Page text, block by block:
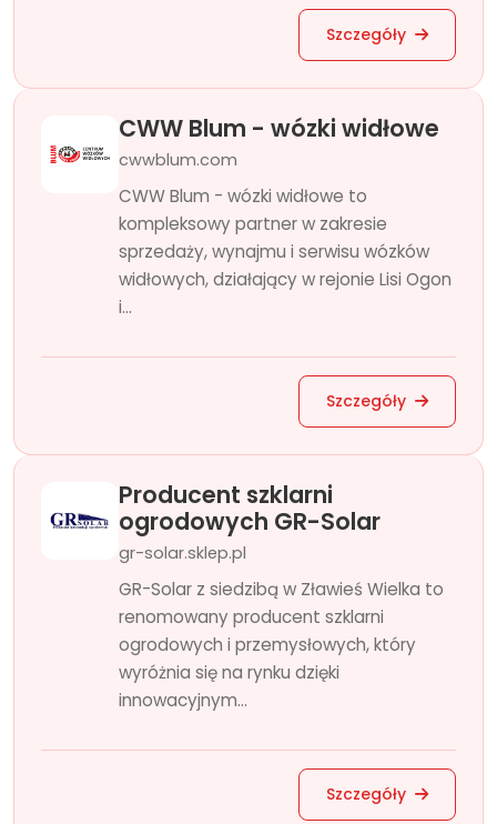
Szczegóły
CWW Blum - wózki widłowe
cwwblum.com
CWW Blum - wózki widłowe to
kompleksowy partner w zakresie
sprzedaży, wynajmu i serwisu wózków
widłowych, działający w rejonie Lisi Ogon
i...
Szczegóły
Producent szklarni
ogrodowych GR-Solar
gr-solar.sklep.pl
GR-Solar z siedzibą w Zławieś Wielka to
renomowany producent szklarni
ogrodowych i przemysłowych, który
wyróżnia się na rynku dzięki
innowacyjnym...
Szczegóły